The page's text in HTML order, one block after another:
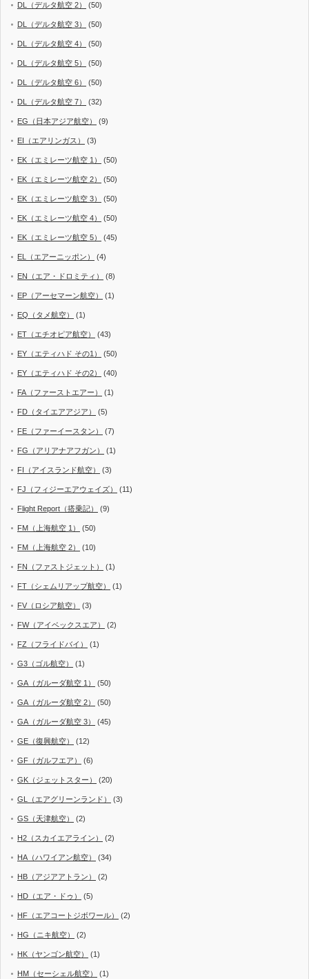
DL（デルタ航空 2） (50)
DL（デルタ航空 3） (50)
DL（デルタ航空 4） (50)
DL（デルタ航空 5） (50)
DL（デルタ航空 6） (50)
DL（デルタ航空 7） (32)
EG（日本アジア航空） (9)
EI（エアリンガス） (3)
EK（エミレーツ航空 1） (50)
EK（エミレーツ航空 2） (50)
EK（エミレーツ航空 3） (50)
EK（エミレーツ航空 4） (50)
EK（エミレーツ航空 5） (45)
EL（エアーニッポン） (4)
EN（エア・ドロミティ） (8)
EP（アーセマーン航空） (1)
EQ（タメ航空） (1)
ET（エチオピア航空） (43)
EY（エティハド その1） (50)
EY（エティハド その2） (40)
FA（ファーストエアー） (1)
FD（タイエアアジア） (5)
FE（ファーイースタン） (7)
FG（アリアナアフガン） (1)
FI（アイスランド航空） (3)
FJ（フィジーエアウェイズ） (11)
Flight Report（搭乗記） (9)
FM（上海航空 1） (50)
FM（上海航空 2） (10)
FN（ファストジェット） (1)
FT（シェムリアップ航空） (1)
FV（ロシア航空） (3)
FW（アイベックスエア） (2)
FZ（フライドバイ） (1)
G3（ゴル航空） (1)
GA（ガルーダ航空 1） (50)
GA（ガルーダ航空 2） (50)
GA（ガルーダ航空 3） (45)
GE（復興航空） (12)
GF（ガルフエア） (6)
GK（ジェットスター） (20)
GL（エアグリーンランド） (3)
GS（天津航空） (2)
H2（スカイエアライン） (2)
HA（ハワイアン航空） (34)
HB（アジアアトラン） (2)
HD（エア・ドゥ） (5)
HF（エアコートジボワール） (2)
HG（ニキ航空） (2)
HK（ヤンゴン航空） (1)
HM（セーシェル航空） (1)